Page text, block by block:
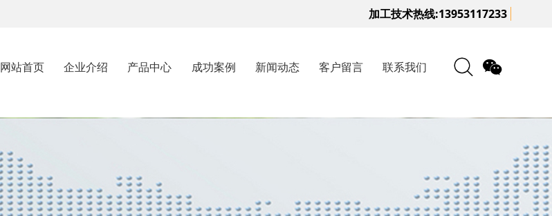
加工技术热线:13953117233
网站首页 企业介绍 产品中心 成功案例 新闻动态 客户留言 联系我们